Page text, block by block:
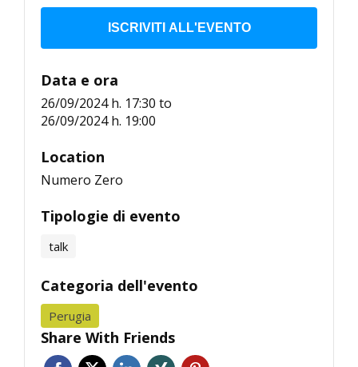
ISCRIVITI ALL'EVENTO
Data e ora
26/09/2024 h. 17:30 to
26/09/2024 h. 19:00
Location
Numero Zero
Tipologie di evento
talk
Categoria dell'evento
Perugia
Share With Friends